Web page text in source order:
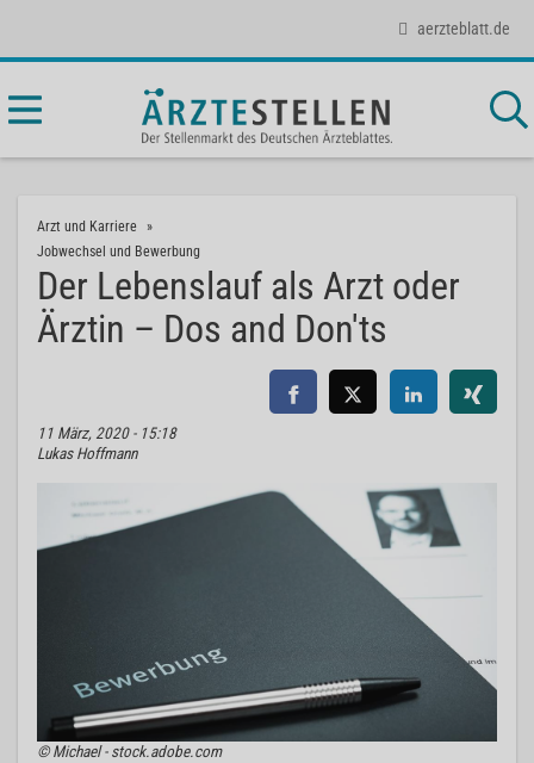
aerzteblatt.de
Arzt und Karriere
Jobwechsel und Bewerbung
Der Lebenslauf als Arzt oder
Ärztin – Dos and Don'ts
11 März, 2020 - 15:18
Lukas Hoffmann
© Michael - stock.adobe.com